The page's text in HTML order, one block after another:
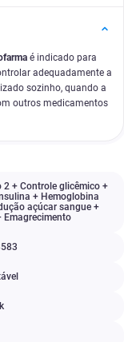
é indicado para
adequadamente a
sozinho, quando a
outros medicamentos
2 + Controle glicêmico +
+ Hemoglobina
açúcar sangue +
Emagrecimento